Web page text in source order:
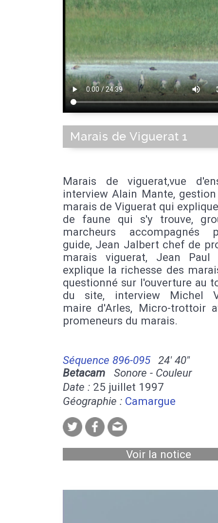
Marais de Viguerat 1
Marais de viguerat,vue
interview Alain Mante,
marais de Viguerat qui
de faune qui s'y trouve,
marcheurs accompagnés
guide, Jean Jalbert chef de
marais viguerat, Jean Paul
explique la richesse des
questionné sur l'ouverture au
du site, interview Michel
maire d'Arles, Micro-trottoir
promeneurs du marais.
Séquence 896-095
24' 40''
Betacam Sonore - Couleur
Date : 25 juillet 1997
Géographie : Camargue
Voir la notice